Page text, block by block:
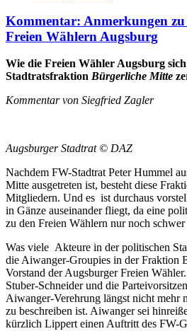
Kommentar: Anmerkungen
Freien Wählern Augsburg
Wie die Freien Wähler Augsburg
Stadtratsfraktion Bürgerliche Mitte
Kommentar von Siegfried Zagler
Augsburger Stadtrat © DAZ
Nachdem FW-Stadtrat Peter Hummel
Mitte ausgetreten ist, besteht diese
Mitgliedern. Und es ist durchaus
in Gänze auseinander fliegt, da eine
zu den Freien Wählern nur noch schwer
Was viele Akteure in der politischen
die Aiwanger-Groupies in der Fraktion
Vorstand der Augsburger Freien
Stuber-Schneider und die
Aiwanger-Verehrung längst nicht mehr
zu beschreiben ist. Aiwanger sei
kürzlich Lippert einen Auftritt des FW-